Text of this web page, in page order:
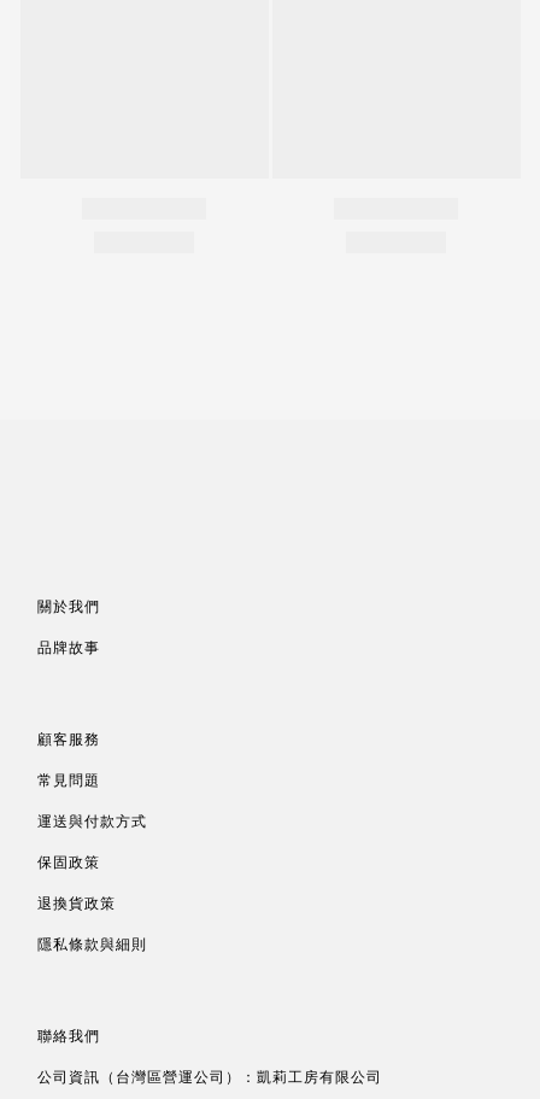
關於我們
品牌故事
顧客服務
常見問題
運送與付款方式
保固政策
退換貨政策
隱私條款與細則
聯絡我們
公司資訊（台灣區營運公司）：凱莉工房有限公司